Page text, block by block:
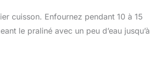
cuisson. Enfournez pendant 10 à 15
le praliné avec un peu d’eau jusqu’à